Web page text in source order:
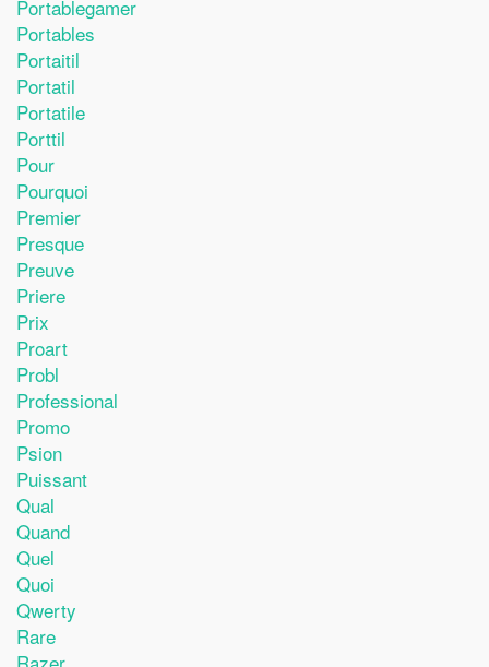
Portablegamer
Portables
Portaitil
Portatil
Portatile
Porttil
Pour
Pourquoi
Premier
Presque
Preuve
Priere
Prix
Proart
Probl
Professional
Promo
Psion
Puissant
Qual
Quand
Quel
Quoi
Qwerty
Rare